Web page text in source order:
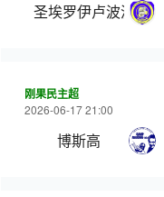
圣埃罗伊卢波波
刚果民主超
2026-06-17 21:00
博斯高